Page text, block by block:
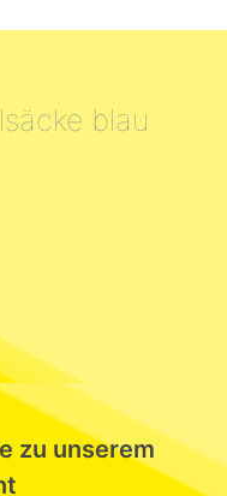
blau
zu unserem